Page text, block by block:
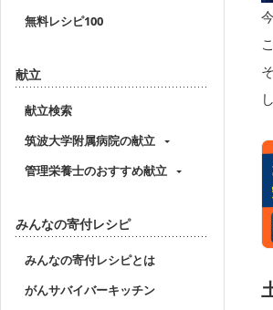
無料レシピ100
献立
献立検索
筑波大学附属病院の献立
管理栄養士のおすすめ献立
みんなの寄付レシピ
みんなの寄付レシピとは
がんサバイバーキッチン